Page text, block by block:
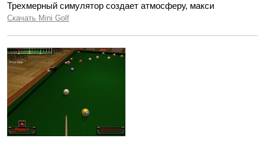
Трехмерный симулятор создает атмосферу, макси
Скачать Mini Golf